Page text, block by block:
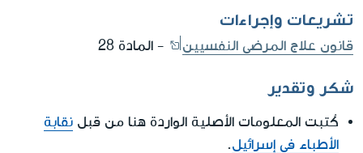
تشريعات وإجراءات
قانون علاج المرضى النفسيين - المادة 28
شكر وتقدير
كُتبت المعلومات الأصلية الواردة هنا من قبل نقابة
الأطباء في إسرائيل.